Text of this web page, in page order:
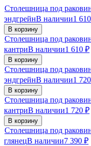
Столешница под
эндгрейнВ наличии1 610
В корзину
Столешница под
кантриВ наличии1 610 ₽
В корзину
Столешница под
эндгрейнВ наличии1 720
В корзину
Столешница под
кантриВ наличии1 720 ₽
В корзину
Столешница под
глянецВ наличии7 390 ₽